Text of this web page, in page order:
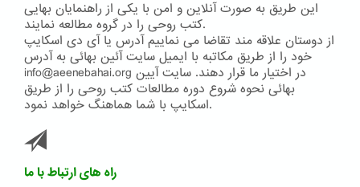
این طریق به صورت آنلاین و امن با یکی از راهنمایان بهایی
کتب روحی را در گروه مطالعه نمایند.
از دوستان علاقه مند تقاضا می نماییم آدرس یا آی دی اسکایپ
خود را از طریق مکاتبه با ایمیل سایت آئین بهائی به آدرس
info@aeenebahai.org در اختیار ما قرار دهند. سایت آیین
بهائی نحوه شروع دوره مطالعات کتب روحی را از طریق
اسکایپ با شما هماهنگ خواهد نمود.
راه های ارتباط با ما